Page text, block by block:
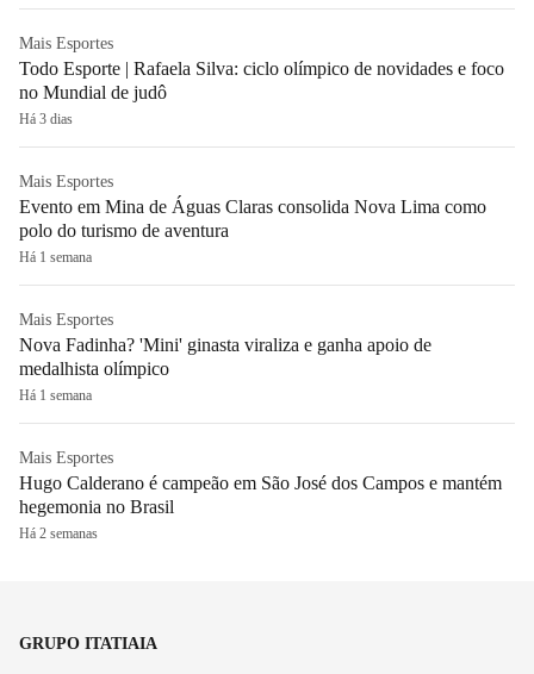
Mais Esportes
Todo Esporte | Rafaela Silva: ciclo olímpico de novidades e foco
no Mundial de judô
Há 3 dias
Mais Esportes
Evento em Mina de Águas Claras consolida Nova Lima como
polo do turismo de aventura
Há 1 semana
Mais Esportes
Nova Fadinha? 'Mini' ginasta viraliza e ganha apoio de
medalhista olímpico
Há 1 semana
Mais Esportes
Hugo Calderano é campeão em São José dos Campos e mantém
hegemonia no Brasil
Há 2 semanas
GRUPO ITATIAIA